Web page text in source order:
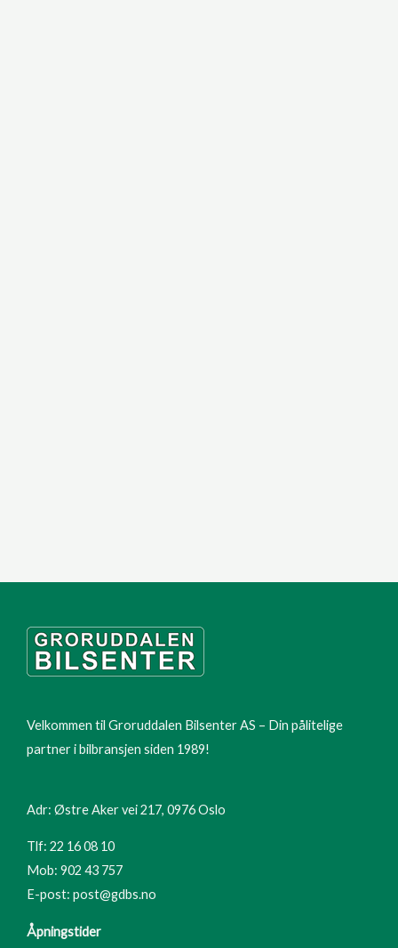
Velkommen til Groruddalen Bilsenter AS – Din pålitelige
partner i bilbransjen siden 1989!
Adr: Østre Aker vei 217, 0976 Oslo
Tlf: 22 16 08 10
Mob: 902 43 757
E-post: post@gdbs.no
Åpningstider